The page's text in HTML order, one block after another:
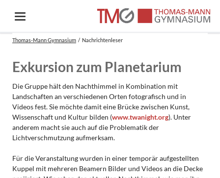
Thomas-Mann Gymnasium Nachrichtenleser
Exkursion zum Planetarium
Die Gruppe hält den Nachthimmel in Kombination mit
Landschaften an verschiedenen Orten fotografisch und in
Videos fest. Sie möchte damit eine Brücke zwischen Kunst,
Wissenschaft und Kultur bilden (www.twanight.org). Unter
anderem macht sie auch auf die Problematik der
Lichtverschmutzung aufmerksam.
Für die Veranstaltung wurden in einer temporär aufgestellten
Kuppel mit mehreren Beamern Bilder und Videos an die Decke